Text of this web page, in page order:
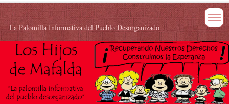
La Palomilla Informativa del Pueblo Desorganizado